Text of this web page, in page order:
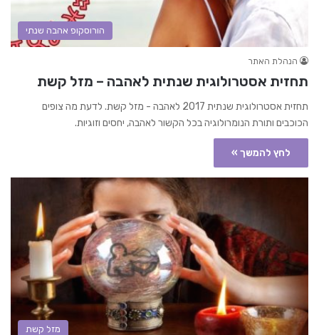
הורוסקופ אהבה שנתי
הנהלת האתר
תחזית אסטרולוגית שנתית לאהבה – מזל קשת
תחזית אסטרולוגית שנתית 2017 לאהבה - מזל קשת. לדעת מה צופים
הכוכבים ותורת הנומרולוגיה בכל הקשור לאהבה, יחסים וזוגיות.
לחץ להמשך »
מזל קשת